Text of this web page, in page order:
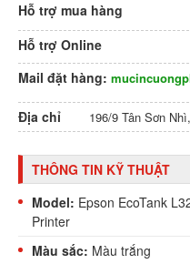
Hỗ trợ mua hàng
Hỗ trợ Online
Mail đặt hàng:
Địa chỉ
196/9 Tân Sơn
THÔNG TIN KỸ THUẬT
Model: Epson EcoTank
Printer
Màu sắc: Màu trắng